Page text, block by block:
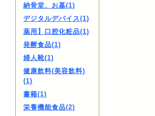
納骨堂、お墓(1)
デジタルデバイス(1)
薬用】口腔化粧品(1)
発酵食品(1)
婦人靴(1)
健康飲料(美容飲料)
(1)
書籍(1)
栄養機能食品(2)